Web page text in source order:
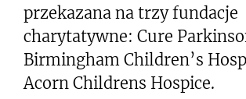
przekazana na trzy fundacje
charytatywne: Cure
Birmingham Children’s
Acorn Childrens Hospice.